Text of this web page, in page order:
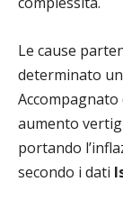
Le cause
determinato
aumento
portando
secondo i dati